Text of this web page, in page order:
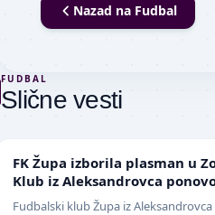
Nazad na Fudbal
FUDBAL
Slične vesti
FK Župa izborila plasman u
Klub iz Aleksandrovca
Fudbalski klub Župa iz